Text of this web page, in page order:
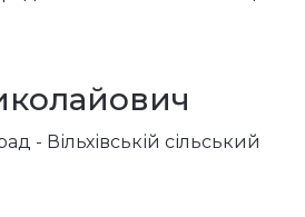
- Вільхівській сільський